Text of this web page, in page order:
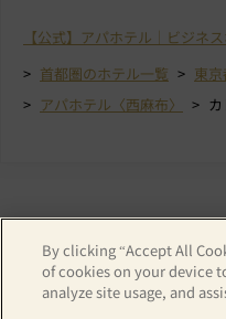
【公式】アパホテル｜ビジネ
首都圏のホテル一覧
東
アパホテル〈西麻布〉
By clicking “Accept All
of cookies on your device
analyze site usage, and